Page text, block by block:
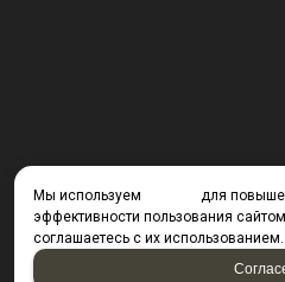
Мы используем
для
эффективности пользования
соглашаетесь с их использованием.